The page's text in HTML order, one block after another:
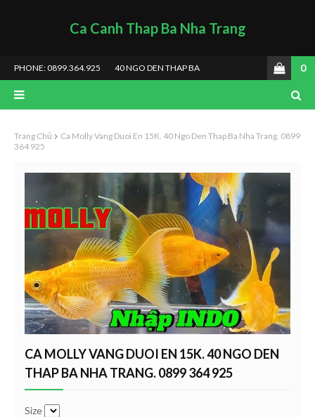
Ca Canh Thap Ba Nha Trang
PHONE: 0899.364.925 40 NGO DEN THAP BA 0
Trang Chủ
Ca Molly Vang Duoi En 15K. 40 Ngo Den Thap Ba Nha Trang. 0899
364 925
CA MOLLY VANG DUOI EN 15K. 40 NGO DEN
THAP BA NHA TRANG. 0899 364 925
Size